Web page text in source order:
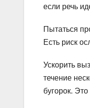
если речь
Пытаться
Есть риск
Ускорить
течение
бугорок.